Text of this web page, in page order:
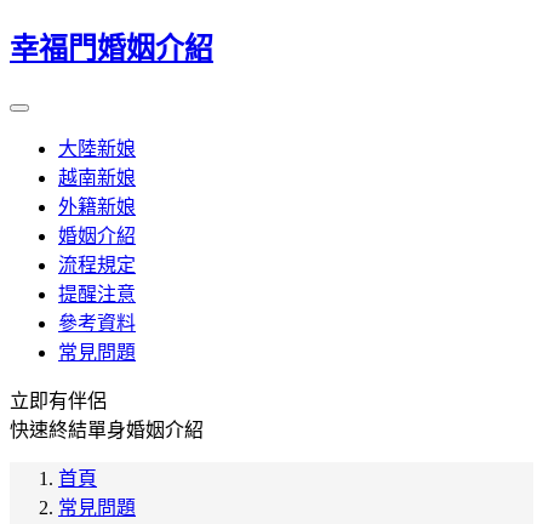
幸福門婚姻介紹
大陸新娘
越南新娘
外籍新娘
婚姻介紹
流程規定
提醒注意
參考資料
常見問題
立即有伴侶
快速終結單身婚姻介紹
首頁
常見問題